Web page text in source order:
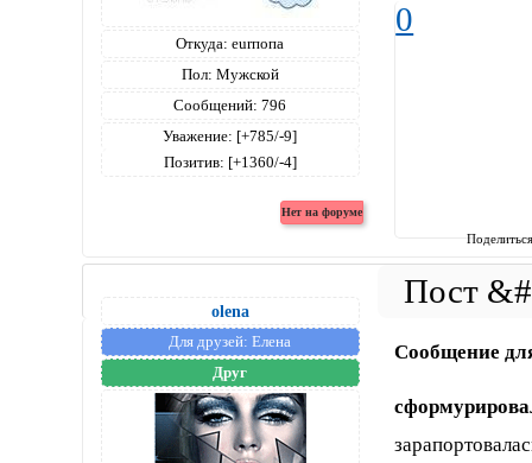
Откуда: eurпопа
Пол: Мужской
Сообщений: 796
Уважение: [+785/-9]
Позитив: [+1360/-4]
0
olena
Для друзей: Елена
Друг
Сообщение